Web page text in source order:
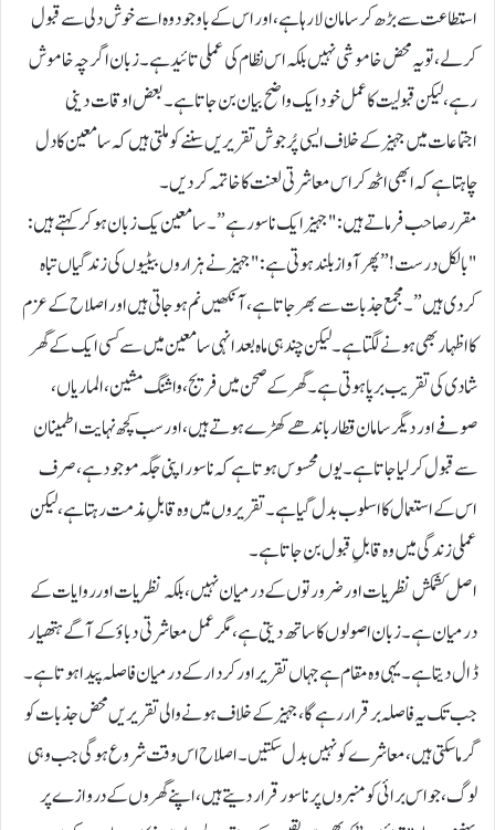
استطاعت سے بڑھ کر سامان لا رہا ہے، اور اس کے باوجود وہ اسے خوش دلی سے قبول
کرلے، تو یہ محض خاموشی نہیں بلکہ اس نظام کی عملی تائید ہے۔ زبان اگرچہ خاموش
رہے، لیکن قبولیت کا عمل خود ایک واضح بیان بن جاتا ہے۔ بعض اوقات دینی
اجتماعات میں جہیز کے خلاف ایسی پُرجوش تقریریں سننے کو ملتی ہیں کہ سامعین کا دل
چاہتا ہے کہ ابھی اٹھ کر اس معاشرتی لعنت کا خاتمہ کردیں۔
مقرر صاحب فرماتے ہیں: "جہیز ایک ناسور ہے”۔ سامعین یک زبان ہوکر کہتے ہیں:
"بالکل درست!” پھر آواز بلند ہوتی ہے: "جہیز نے ہزاروں بیٹیوں کی زندگیاں تباہ
کردی ہیں”۔ مجمع جذبات سے بھر جاتا ہے، آنکھیں نم ہوجاتی ہیں اور اصلاح کے عزم
کا اظہار بھی ہونے لگتا ہے۔ لیکن چند ہی ماہ بعد انہی سامعین میں سے کسی ایک کے گھر
شادی کی تقریب برپا ہوتی ہے۔ گھر کے صحن میں فریج، واشنگ مشین، الماریاں،
صوفے اور دیگر سامان قطار باندھے کھڑے ہوتے ہیں، اور سب کچھ نہایت اطمینان
سے قبول کرلیا جاتا ہے۔ یوں محسوس ہوتا ہے کہ ناسور اپنی جگہ موجود ہے، صرف
اس کے استعمال کا اسلوب بدل گیا ہے۔ تقریروں میں وہ قابلِ مذمت رہتا ہے، لیکن
عملی زندگی میں وہ قابلِ قبول بن جاتا ہے۔
اصل کشمکش نظریات اور ضرورتوں کے درمیان نہیں، بلکہ نظریات اور روایات کے
درمیان ہے۔ زبان اصولوں کا ساتھ دیتی ہے، مگر عمل معاشرتی دباؤ کے آگے ہتھیار
ڈال دیتا ہے۔ یہی وہ مقام ہے جہاں تقریر اور کردار کے درمیان فاصلہ پیدا ہوتا ہے۔
جب تک یہ فاصلہ برقرار رہے گا، جہیز کے خلاف ہونے والی تقریریں محض جذبات کو
گرما سکتی ہیں، معاشرے کو نہیں بدل سکتیں۔ اصلاح اس وقت شروع ہوگی جب وہی
لوگ، جو اس برائی کو منبروں پر ناسور قرار دیتے ہیں، اپنے گھروں کے دروازے پر